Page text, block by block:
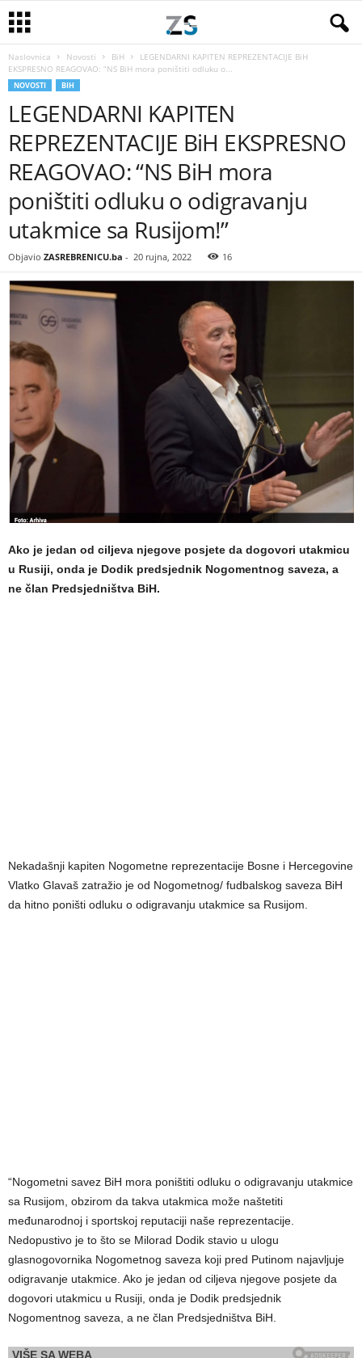
Naslovnica Novosti BiH
LEGENDARNI KAPITEN REPREZENTACIJE BiH
EKSPRESNO REAGOVAO: “NS BiH mora poništiti odluku o...
NOVOSTI BIH
LEGENDARNI KAPITEN
REPREZENTACIJE BiH EKSPRESNO
REAGOVAO: “NS BiH mora
poništiti odluku o odigravanju
utakmice sa Rusijom!”
Objavio ZASREBRENICU.ba - 20 rujna, 2022 16
Ako je jedan od ciljeva njegove posjete da dogovori utakmicu
u Rusiji, onda je Dodik predsjednik Nogomentnog saveza, a
ne član Predsjedništva BiH.
Nekadašnji kapiten Nogometne reprezentacije Bosne i Hercegovine
Vlatko Glavaš zatražio je od Nogometnog/ fudbalskog saveza BiH
da hitno poništi odluku o odigravanju utakmice sa Rusijom.
“Nogometni savez BiH mora poništiti odluku o odigravanju utakmice
sa Rusijom, obzirom da takva utakmica može naštetiti
međunarodnoj i sportskoj reputaciji naše reprezentacije.
Nedopustivo je to što se Milorad Dodik stavio u ulogu
glasnogovornika Nogometnog saveza koji pred Putinom najavljuje
odigravanje utakmice. Ako je jedan od ciljeva njegove posjete da
dogovori utakmicu u Rusiji, onda je Dodik predsjednik
Nogomentnog saveza, a ne član Predsjedništva BiH.